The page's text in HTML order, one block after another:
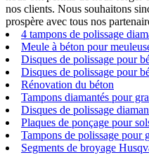
nos clients. Nous souhaitons
prospère avec tous nos
4 tampons de polissage
Meule à béton pour
Disques de polissage pour
Disques de polissage pour
Rénovation du béton
Tampons diamantés pour
Disques de polissage
Plaques de ponçage pour
Tampons de polissage pour
Segments de broyage